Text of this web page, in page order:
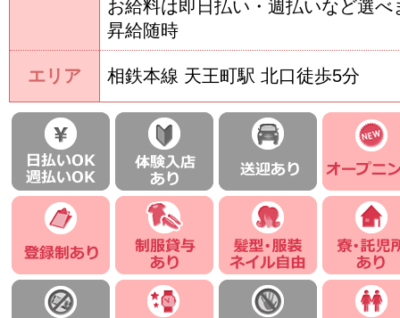
お給料は即日払い・週払いなど選べ
昇給随時
エリア 相鉄本線 天王町駅 北口徒歩5分